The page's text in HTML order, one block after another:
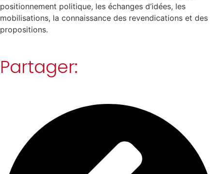
positionnement politique, les échanges d’idées, les
mobilisations, la connaissance des revendications et des
propositions.
Partager: